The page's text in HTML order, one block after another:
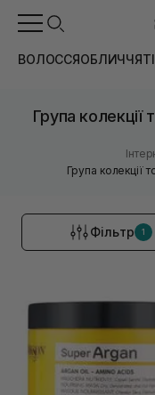
ВОЛОССЯОБЛИЧЧЯ
Група колекції
Група колекції
Фільтр 1